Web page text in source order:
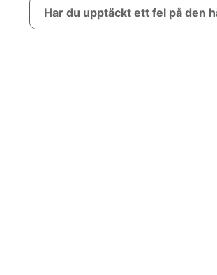
Har du upptäckt ett fel på den